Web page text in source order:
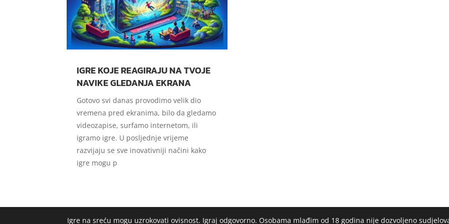
IGRE KOJE REAGIRAJU NA TVOJE
NAVIKE GLEDANJA EKRANA
Gotovo svi danas provodimo velik dio
vremena pred ekranima, bilo da gledamo
videozapise, surfamo internetom, ili
igramo igre. U posljednje vrijeme
razvijaju se sve inovativniji načini kako
igre mogu p
Igre na sreću mogu uzrokovati ovisnost. Igraj odgovorno. Osobama mlađim od 18 godina nije dozvoljeno